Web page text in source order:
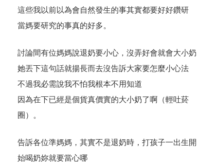
這些我以前以為會自然發生的事其實都要好好鑽研
當媽要研究的事真的好多。
討論間有位媽媽說退奶要小心，沒弄好會就會大小奶
她丟下這句話就揚長而去沒告訴大家要怎麼小心法
不過我必需說我不怕我根本不用知道
因為在下已經是個貨真價實的大小奶了啊（輕吐菸
圈）。
告訴各位準媽媽，其實不是退奶時，打孩子一出生開
始喝奶妳就要當心哪